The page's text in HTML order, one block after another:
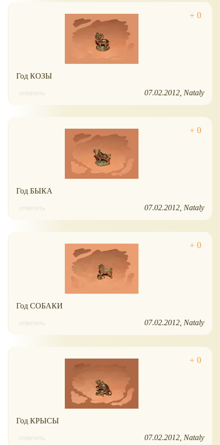
Год КОЗЫ
ответить 07.02.2012 Nataly
Год БЫКА
ответить 07.02.2012 Nataly
Год СОБАКИ
ответить 07.02.2012 Nataly
Год КРЫСЫ
ответить 07.02.2012 Nataly